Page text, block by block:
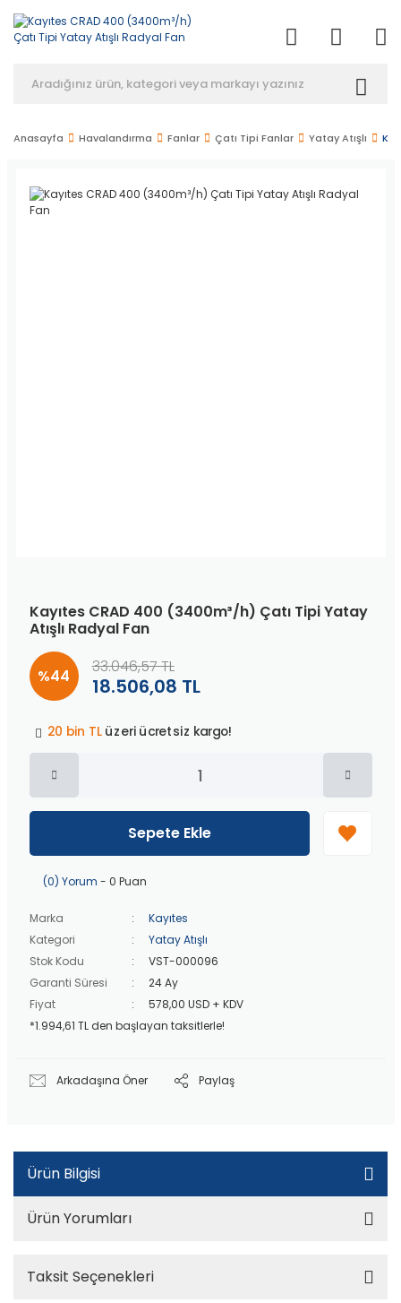
Anasayfa Havalandırma Fanlar Çatı Tipi Fanlar Yatay Atışlı
Kayıtes CRAD 400 (3400m³/h) Çatı Tipi Yatay
Atışlı Radyal Fan
%44 18.506,08 TL
33.046,57 TL
20 bin TLüzeri ücretsiz kargo!
40 bin TL
Peşin fiyatına
üzeri ücretsiz kargo!
üzeri ücretsiz kargo!
40 bin TLüzeri özel teklif!
Sepete Ekle
(0) Yorum - 0 Puan
Marka
Kayıtes
Kategori
Yatay Atışlı
Stok Kodu
VST-000096
Garanti Süresi
24 Ay
Fiyat
578,00 USD + KDV
*1.994,61 TL den başlayan taksitlerle!
Arkadaşına Öner Paylaş
Ürün Bilgisi
Ürün Yorumları
Taksit Seçenekleri